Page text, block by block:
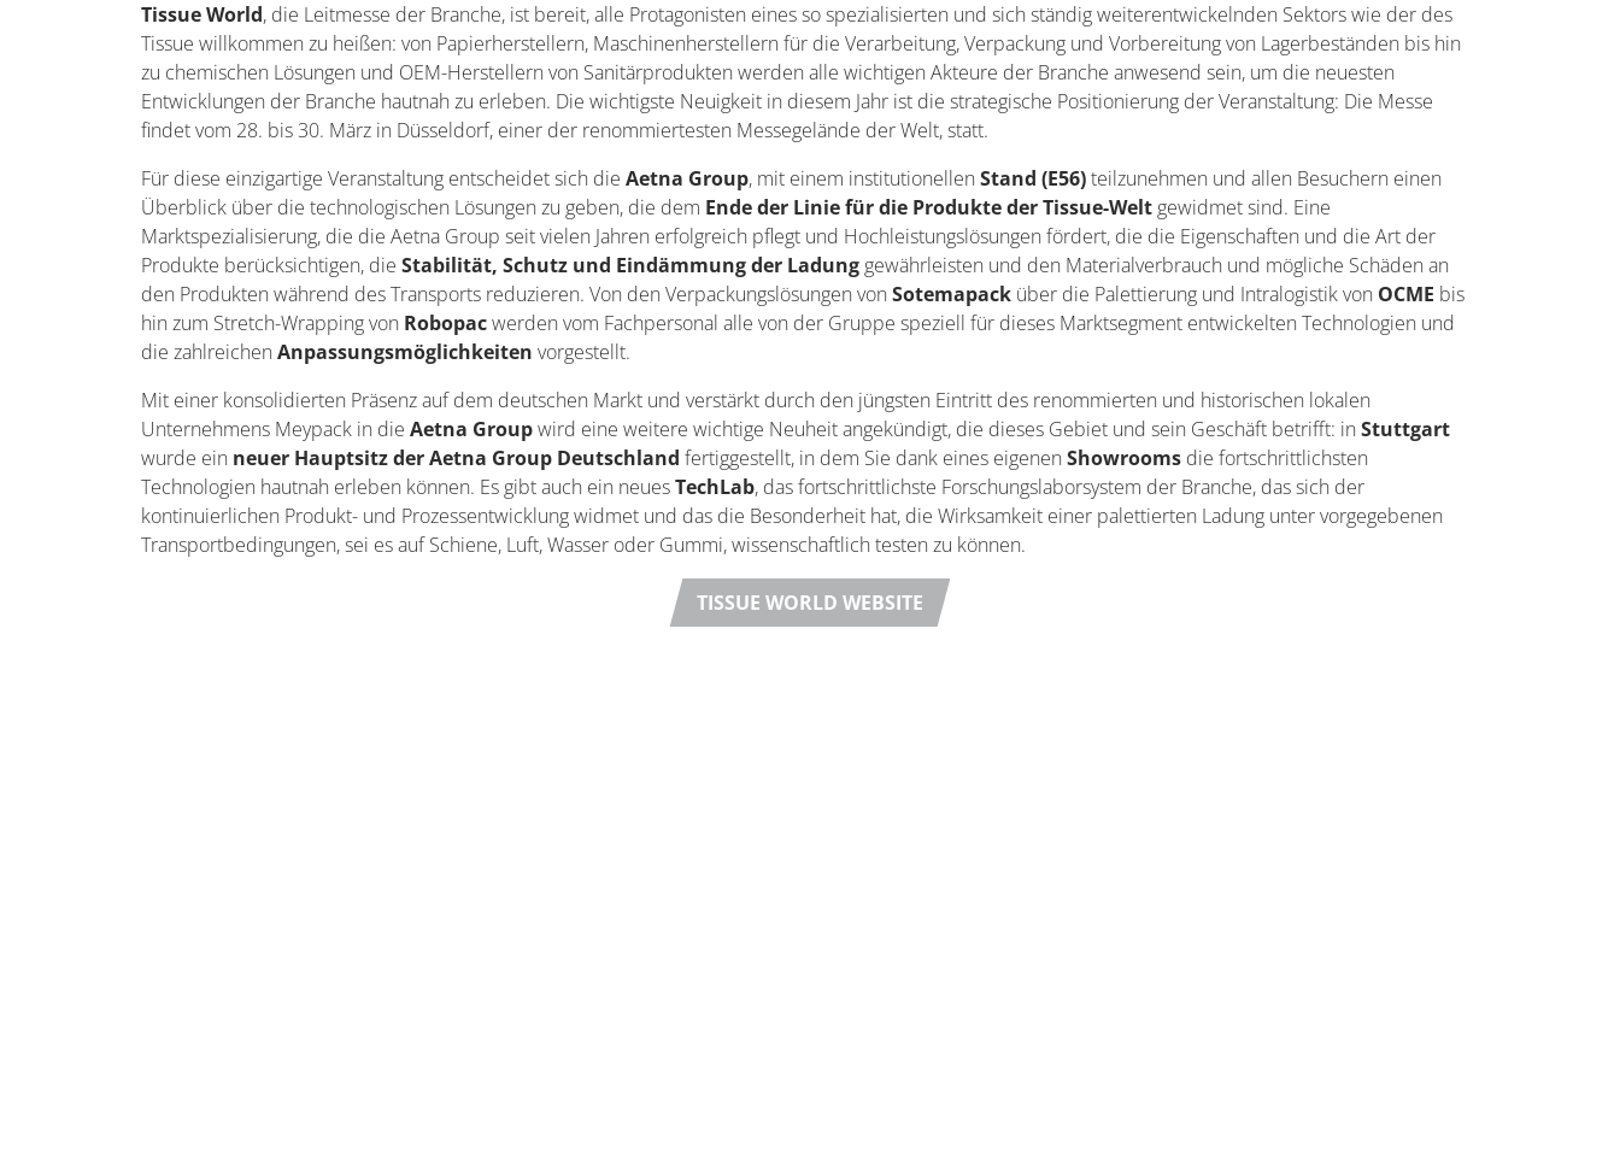
Tissue World, die Leitmesse der Branche, ist bereit, alle Protagonisten eines so spezialisierten und sich ständig weiterentwickelnden Sektors wie der des
Tissue willkommen zu heißen: von Papierherstellern, Maschinenherstellern für die Verarbeitung, Verpackung und Vorbereitung von Lagerbeständen bis hin
zu chemischen Lösungen und OEM-Herstellern von Sanitärprodukten werden alle wichtigen Akteure der Branche anwesend sein, um die neuesten
Entwicklungen der Branche hautnah zu erleben. Die wichtigste Neuigkeit in diesem Jahr ist die strategische Positionierung der Veranstaltung: Die Messe
findet vom 28. bis 30. März in Düsseldorf, einer der renommiertesten Messegelände der Welt, statt.
Für diese einzigartige Veranstaltung entscheidet sich die Aetna Group, mit einem institutionellen Stand (E56)teilzunehmen und allen Besuchern einen
Überblick über die technologischen Lösungen zu geben, die dem Ende der Linie für die Produkte der Tissue-Welt gewidmet sind. Eine
Marktspezialisierung, die die Aetna Group seit vielen Jahren erfolgreich pflegt und Hochleistungslösungen fördert, die die Eigenschaften und die Art der
Produkte berücksichtigen, die Stabilität, Schutz und Eindämmung der Ladung gewährleisten und den Materialverbrauch und mögliche Schäden an
den Produkten während des Transports reduzieren. Von den Verpackungslösungen von Sotemapack über die Palettierung und Intralogistik von OCME bis
hin zum Stretch-Wrapping von Robopacwerden vom Fachpersonal alle von der Gruppe speziell für dieses Marktsegment entwickelten Technologien und
die zahlreichen Anpassungsmöglichkeiten vorgestellt.
Mit einer konsolidierten Präsenz auf dem deutschen Markt und verstärkt durch den jüngsten Eintritt des renommierten und historischen lokalen
Unternehmens Meypack in die Aetna Groupwird eine weitere wichtige Neuheit angekündigt, die dieses Gebiet und sein Geschäft betrifft: in Stuttgart
wurde ein neuer Hauptsitz der Aetna Group Deutschland fertiggestellt, in dem Sie dank eines eigenen Showrooms die fortschrittlichsten
Technologien hautnah erleben können. Es gibt auch ein neuesTechLab, das fortschrittlichste Forschungslaborsystem der Branche, das sich der
kontinuierlichen Produkt- und Prozessentwicklung widmet und das die Besonderheit hat, die Wirksamkeit einer palettierten Ladung unter vorgegebenen
Transportbedingungen, sei es auf Schiene, Luft, Wasser oder Gummi, wissenschaftlich testen zu können.
TISSUE WORLD WEBSITE